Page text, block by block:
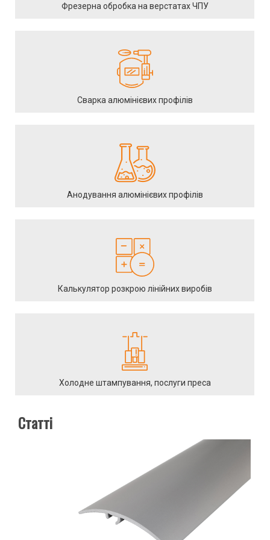
алюмінієвий профіль за індивідуальним замовленням.
Співпраця з "Aluminium Ukraine" – це надійність, якість та
професійний підхід. Ми забезпечуємо гнучкі умови для
алюмінію в Києві
Наш магазин алюміній пропонує у вигляді продукції різних типів
та розмірів, придатної для будівництва, виробництва та декору.
куточки та пороги з алюмінію;
плінтуси прихованого монтажу;
по всій території України. Ми забезпечуємо швидке та надійне
транспортування алюмінієвих профілів та інших матеріалів з
нашого складу в Києві.
самовивіз;
перевезення транспортною компанією по всій Україні.
Усі замовлення обробляються оперативно, а доставка
здійснюється у найкоротші терміни. Ми гарантуємо безпеку та
цілісність товару при транспортуванні.
Обираючи нашу компанію, ви отримуєте не лише якісну
продукцію за привабливою ціною, а й надійного партнера для
Фрезерна обробка на верстатах ЧПУ
Сварка алюмінієвих профілів
Анодування алюмінієвих профілів
Калькулятор розкрою лінійних виробів
Холодне штампування, послуги преса
Статті